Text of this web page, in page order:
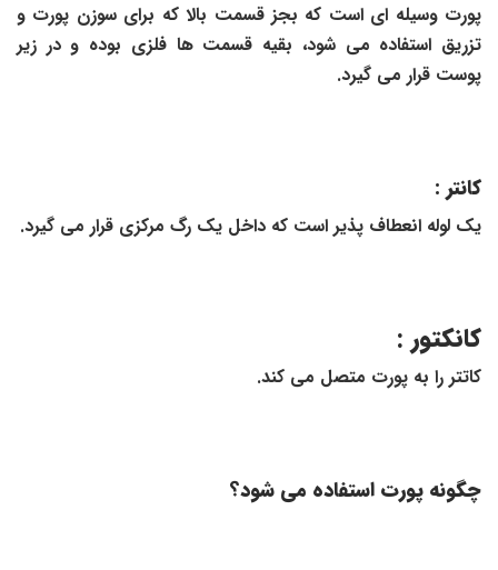
پورت وسیله ای است که بجز قسمت بالا که برای سوزن پورت و
تزریق استفاده می شود، بقیه قسمت ها فلزی بوده و در زیر
پوست قرار می گیرد.
کانتر :
یک لوله انعطاف پذیر است که داخل یک رگ مرکزی قرار می گیرد.
کانکتور :
کاتتر را به پورت متصل می کند.
چگونه پورت استفاده می شود؟